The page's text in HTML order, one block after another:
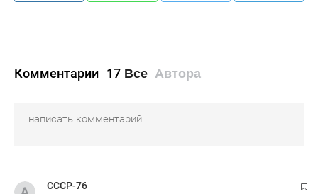
Комментарии 17 Все Автора
СССР-76